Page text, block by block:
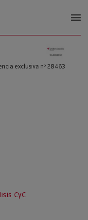
exclusiva nº 28463
CyC